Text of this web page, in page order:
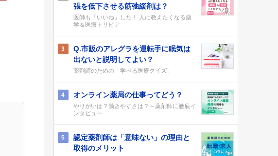
張を低下させる筋弛緩剤は？
医師も「いいね」した！ 人に教えたくなる薬
学＆医療トリビア
3
Q.市販のアレグラを運転手に眠気は
出ないと説明してよい？
薬剤師のための「学べる医療クイズ」
4 オンライン薬局の仕事ってどう？
やりがいは？働きやすさは？～薬剤師に徹底イ
ンタビュー
5
認定薬剤師は「意味ない」の理由と
取得のメリット